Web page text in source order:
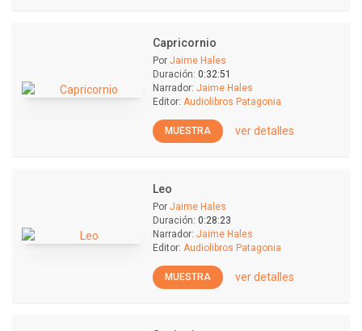
Capricornio
Por Jaime Hales
Duración: 0:32:51
Narrador: Jaime Hales
Editor: Audiolibros Patagonia
MUESTRA ver detalles
Leo
Por Jaime Hales
Duración: 0:28:23
Narrador: Jaime Hales
Editor: Audiolibros Patagonia
MUESTRA ver detalles